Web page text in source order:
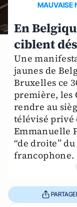
MAUVAISE
En
ciblent
Une
jaunes de
Bruxelles ce
première, les
rendre au
télévisé
Emmanuelle
“de droite”
francophone.